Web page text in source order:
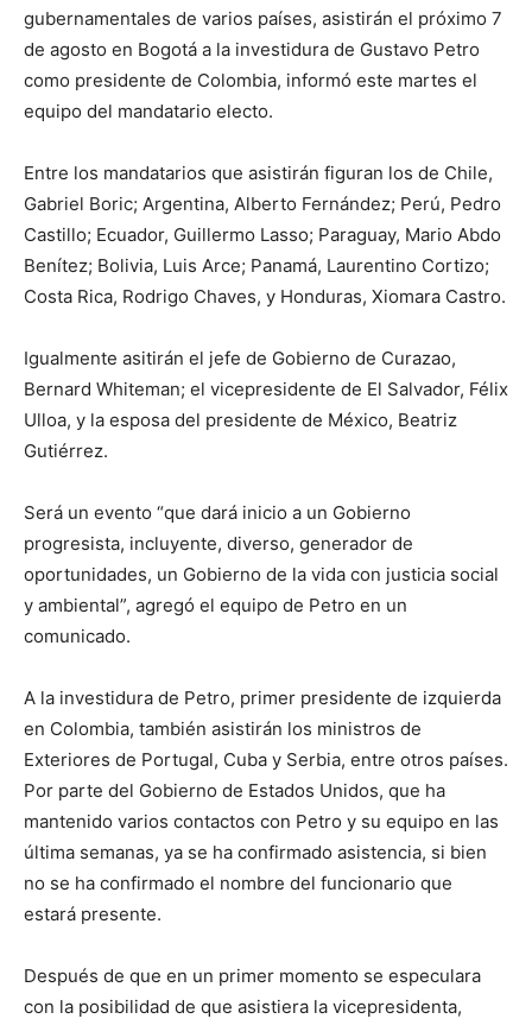
gubernamentales de varios países, asistirán el próximo 7
de agosto en Bogotá a la investidura de Gustavo Petro
como presidente de Colombia, informó este martes el
equipo del mandatario electo.
Entre los mandatarios que asistirán figuran los de Chile,
Gabriel Boric; Argentina, Alberto Fernández; Perú, Pedro
Castillo; Ecuador, Guillermo Lasso; Paraguay, Mario Abdo
Benítez; Bolivia, Luis Arce; Panamá, Laurentino Cortizo;
Costa Rica, Rodrigo Chaves, y Honduras, Xiomara Castro.
Igualmente asitirán el jefe de Gobierno de Curazao,
Bernard Whiteman; el vicepresidente de El Salvador, Félix
Ulloa, y la esposa del presidente de México, Beatriz
Gutiérrez.
Será un evento “que dará inicio a un Gobierno
progresista, incluyente, diverso, generador de
oportunidades, un Gobierno de la vida con justicia social
y ambiental”, agregó el equipo de Petro en un
comunicado.
A la investidura de Petro, primer presidente de izquierda
en Colombia, también asistirán los ministros de
Exteriores de Portugal, Cuba y Serbia, entre otros países.
Por parte del Gobierno de Estados Unidos, que ha
mantenido varios contactos con Petro y su equipo en las
última semanas, ya se ha confirmado asistencia, si bien
no se ha confirmado el nombre del funcionario que
estará presente.
Después de que en un primer momento se especulara
con la posibilidad de que asistiera la vicepresidenta,